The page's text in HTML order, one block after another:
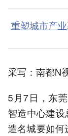
重塑城市产
采写：南都N
5月7日，东
智造中心建
造名城要如何